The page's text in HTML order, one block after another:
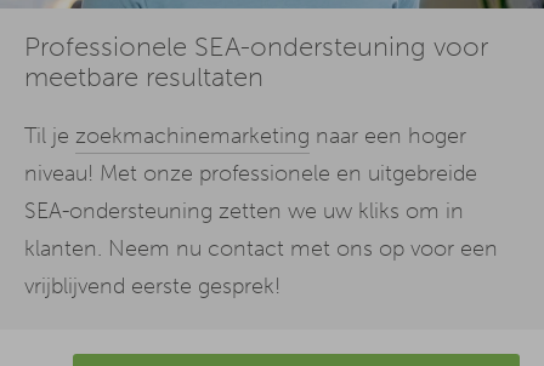
Professionele SEA-ondersteuning voor
meetbare resultaten
Til je zoekmachinemarketing naar een hoger
niveau! Met onze professionele en uitgebreide
SEA-ondersteuning zetten we uw kliks om in
klanten. Neem nu contact met ons op voor een
vrijblijvend eerste gesprek!